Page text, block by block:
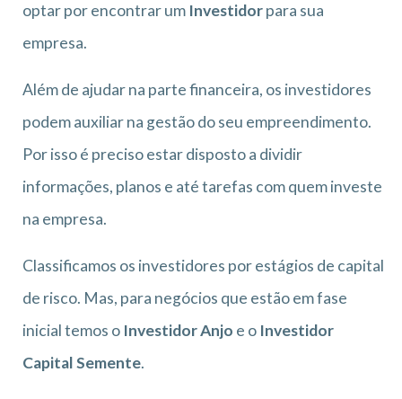
optar por encontrar um Investidorpara sua
empresa.
Além de ajudar na parte financeira, os investidores
podem auxiliar na gestão do seu empreendimento.
Por isso é preciso estar disposto a dividir
informações, planos e até tarefas com quem investe
na empresa.
Classificamos os investidores por estágios de capital
de risco. Mas, para negócios que estão em fase
inicial temos o Investidor Anjo e o Investidor
Capital Semente.